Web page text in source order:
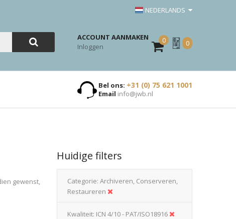
NEDERLANDS
ACCOUNT AANMAKEN
Inloggen
0
Mijn
Offerte
0
Bel ons: +31 (0) 75 621 1001
Email info@jwb.nl
gewenst,
Huidige filters
Categorie Archiveren, Conserveren,
Restaureren
Kwaliteit ICN 4/10 - PAT/ISO18916